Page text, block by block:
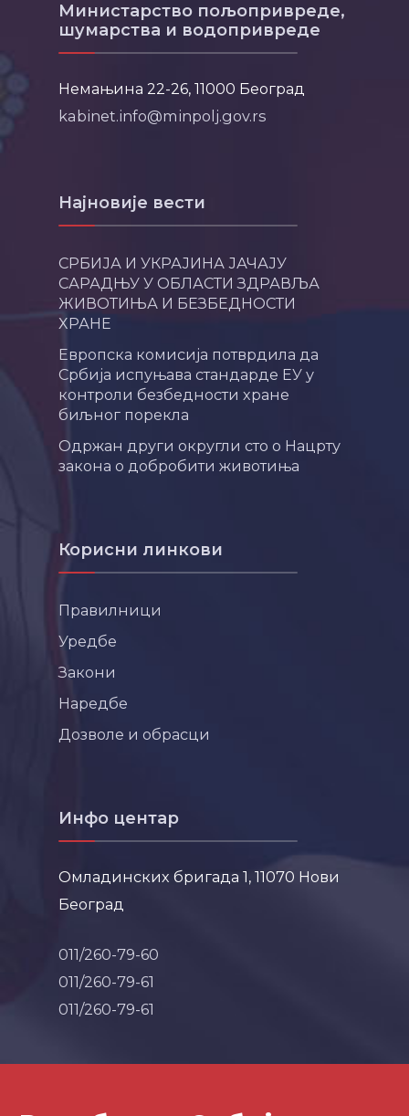
Министарство пољопривреде,
шумарства и водопривреде
Немањина 22-26, 11000 Београд
kabinet.info@minpolj.gov.rs
Најновије вести
СРБИЈА И УКРАЈИНА ЈАЧАЈУ
САРАДЊУ У ОБЛАСТИ ЗДРАВЉА
ЖИВОТИЊА И БЕЗБЕДНОСТИ
ХРАНЕ
Европска комисија потврдила да
Србија испуњава стандарде ЕУ у
контроли безбедности хране
биљног порекла
Одржан други округли сто о Нацрту
закона о добробити животиња
Корисни линкови
Правилници
Уредбе
Закони
Наредбе
Дозволе и обрасци
Инфо центар
Омладинских бригада 1, 11070 Нови
Београд
011/260-79-60
011/260-79-61
011/260-79-61